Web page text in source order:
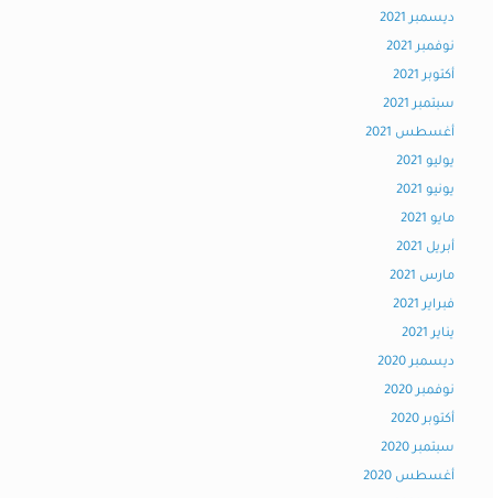
ديسمبر 2021
نوفمبر 2021
أكتوبر 2021
سبتمبر 2021
أغسطس 2021
يوليو 2021
يونيو 2021
مايو 2021
أبريل 2021
مارس 2021
فبراير 2021
يناير 2021
ديسمبر 2020
نوفمبر 2020
أكتوبر 2020
سبتمبر 2020
أغسطس 2020